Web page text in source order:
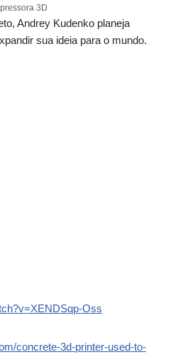
3D
Andrey Kudenko planeja
sua ideia para o mundo.
Oss
concrete-3d-printer-used-to-